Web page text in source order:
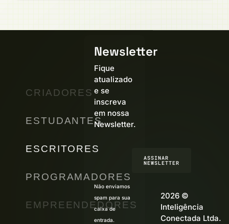
CRIADORES
ESTUDANTES
ESCRITORES
PROGRAMADORES
EMPREENDEDORES
Newsletter
Fique
atualizado
e se
inscreva
em nossa
Newsletter.
ASSINAR
NEWSLETTER
Não enviamos
spam para sua
caixa de
entrada.
2026 ©
Inteligência
Conectada Ltda.